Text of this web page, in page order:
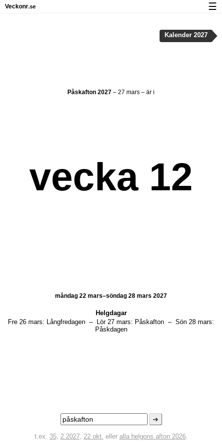
Påskafton 2027 – 27 mars – är i
vecka 12
måndag 22 mars–söndag 28 mars 2027
Helgdagar
Fre 26 mars: Långfredagen – Lör 27 mars: Påskafton – Sön 28 mars:
Påskdagen
➜
t.ex. 35, 2 2027, 22 okt. eller alla helgons afton 2026.
Kalender 2027
Veckonr.se ☰